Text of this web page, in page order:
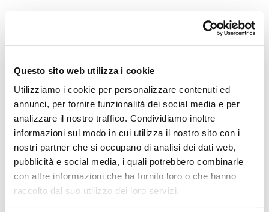
Questo sito web utilizza i cookie
Utilizziamo i cookie per personalizzare contenuti ed
annunci, per fornire funzionalità dei social media e per
analizzare il nostro traffico. Condividiamo inoltre
informazioni sul modo in cui utilizza il nostro sito con i
nostri partner che si occupano di analisi dei dati web,
pubblicità e social media, i quali potrebbero combinarle
con altre informazioni che ha fornito loro o che hanno
raccolto dal suo utilizzo dei loro servizi.
Direttore artistico
Professori D’Orchestra
La Storia
I Protagonisti
I Festival
Regolamento di Sala
Area Tecnica
Calendario
Cartellone
I Pomeriggi Musicali
Teatro Dal Verme
Biglietteria